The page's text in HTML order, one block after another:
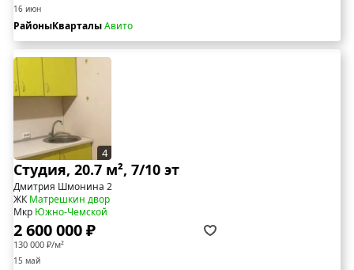
16 июн
РайоныКварталыАвито
4
Студия, 20.7 м², 7/10 эт
Дмитрия Шмонина 2
ЖКМатрешкин двор
Мкр Южно-Чемской
2 600 000 ₽
130 000 ₽/м²
15 май